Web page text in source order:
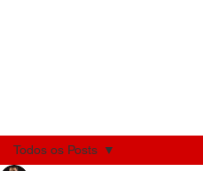
Todos os Posts